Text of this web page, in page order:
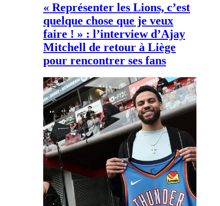
« Représenter les Lions, c’est
quelque chose que je veux
faire ! » : l’interview d’Ajay
Mitchell de retour à Liège
pour rencontrer ses fans